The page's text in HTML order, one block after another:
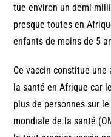
tue environ un demi-
presque toutes en
enfants de moins de 5
Ce vaccin constitue une
la santé en Afrique car
plus de personnes sur
mondiale de la santé